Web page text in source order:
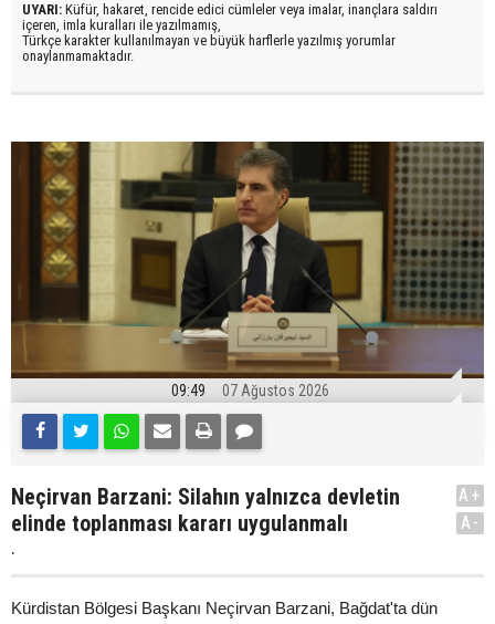
UYARI: Küfür, hakaret, rencide edici cümleler veya imalar, inançlara saldırı
içeren, imla kuralları ile yazılmamış,
Türkçe karakter kullanılmayan ve büyük harflerle yazılmış yorumlar
onaylanmamaktadır.
09:49 07 Ağustos 2026
Neçirvan Barzani: Silahın yalnızca devletin
elinde toplanması kararı uygulanmalı
.
A+
A-
Kürdistan Bölgesi Başkanı Neçirvan Barzani, Bağdat'ta dün